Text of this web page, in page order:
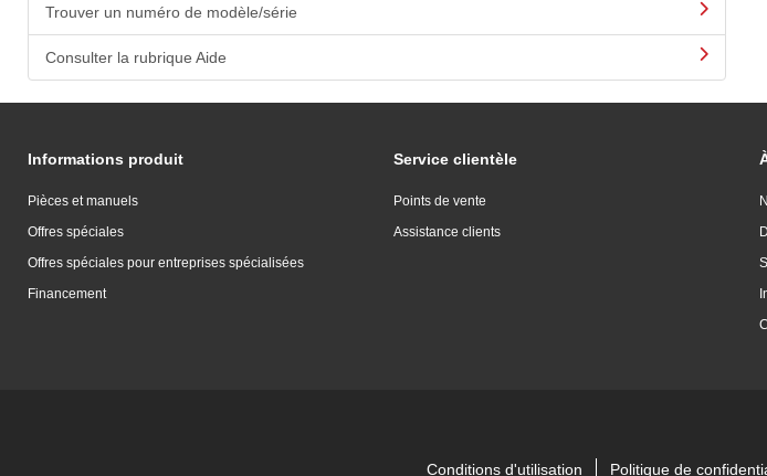
Trouver un numéro de modèle/série
Consulter la rubrique Aide
Informations produit
Pièces et manuels
Offres spéciales
Offres spéciales pour entreprises spécialisées
Financement
Service clientèle
Points de vente
Assistance clients
Conditions d'utilisation Politique de